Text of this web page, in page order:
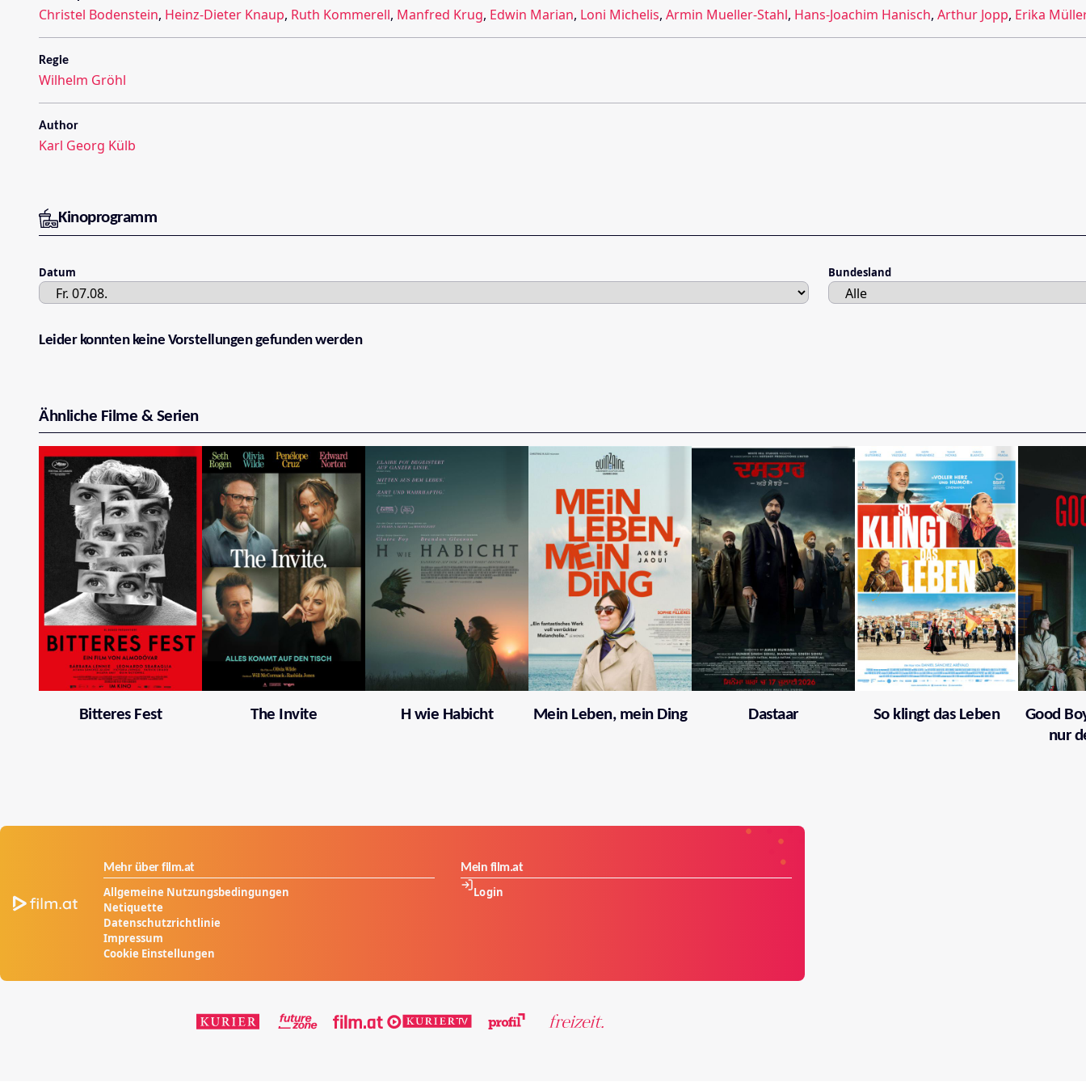
Christel Bodenstein, Heinz-Dieter Knaup, Ruth Kommerell, Manfred Krug, Edwin Marian, Loni Michelis, Armin Mueller-Stahl, Hans-Joachim Hanisch, Arthur Jopp, Erika
Regie
Wilhelm Gröhl
Author
Karl Georg Külb
Kinoprogramm
Datum Bundesland
Leider konnten keine Vorstellungen gefunden werden
Ähnliche Filme & Serien
Bitteres Fest The Invite H wie Habicht Mein Leben, mein Ding Dastaar So klingt das Leben
Good
nur
Mehr über film.at
Allgemeine Nutzungsbedingungen
Netiquette
Datenschutzrichtlinie
Impressum
Cookie Einstellungen
Mein film.at
Login